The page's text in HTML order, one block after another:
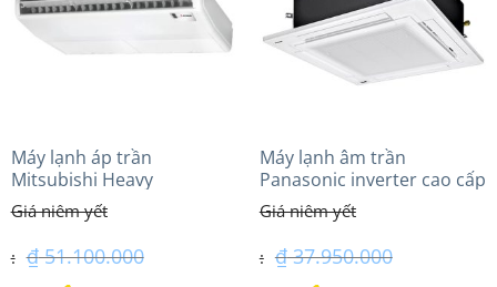
Máy lạnh áp trần
Mitsubishi Heavy
FDE100VG (4.0Hp) Cao cấp
– 3 Pha
₫51.100.000
Máy lạnh âm trần
Panasonic inverter cao cấp
(4.0Hp) S-3448PU3HA/U-
34PRH1H5
₫37.950.000